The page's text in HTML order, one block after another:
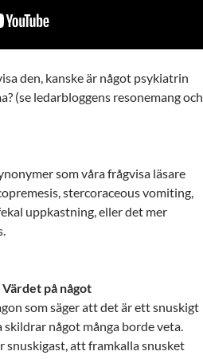
den, kanske är något psykiatrin
(se ledarbloggens resonemang och
som våra frågvisa läsare
copremesis, stercoraceous vomiting,
uppkastning, eller det mer
på något
som säger att det är ett snuskigt
något många borde veta.
snuskigast, att framkalla snusket